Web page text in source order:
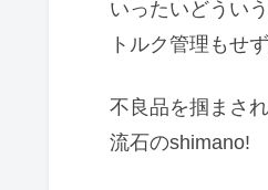
いったいどうい
トルク管理もせ
不良品を掴まさ
流石のshimano!